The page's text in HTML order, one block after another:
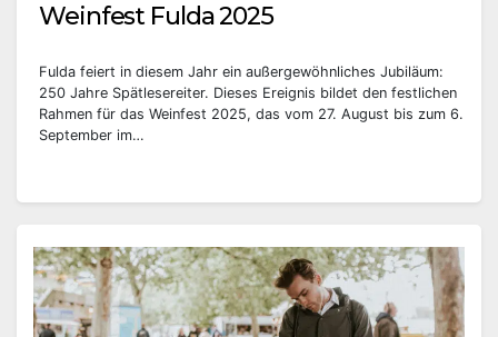
Weinfest Fulda 2025
Fulda feiert in diesem Jahr ein außergewöhnliches Jubiläum:
250 Jahre Spätlesereiter. Dieses Ereignis bildet den festlichen
Rahmen für das Weinfest 2025, das vom 27. August bis zum 6.
September im…